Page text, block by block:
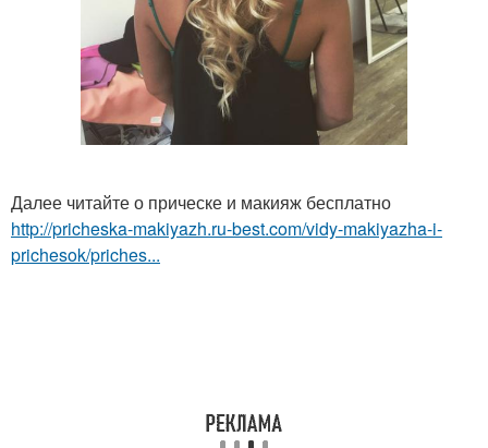
Далее читайте о прическе и макияж бесплатно
http://pricheska-makiyazh.ru-best.com/vidy-makiyazha-i-
prichesok/priches...